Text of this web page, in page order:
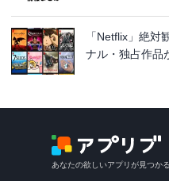
「Netflix」絶対
ナル・独占作品
あなたの欲しいアプリが見つかる